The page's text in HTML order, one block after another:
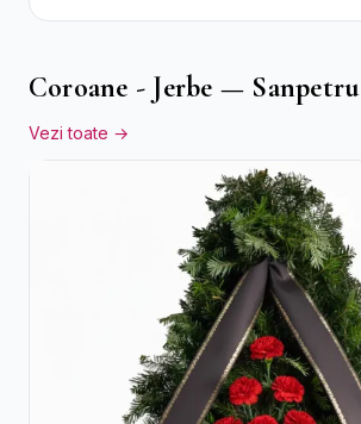
Roz în Cutie Albă
Coroane - Jerbe — Sanpetru
Vezi toate →